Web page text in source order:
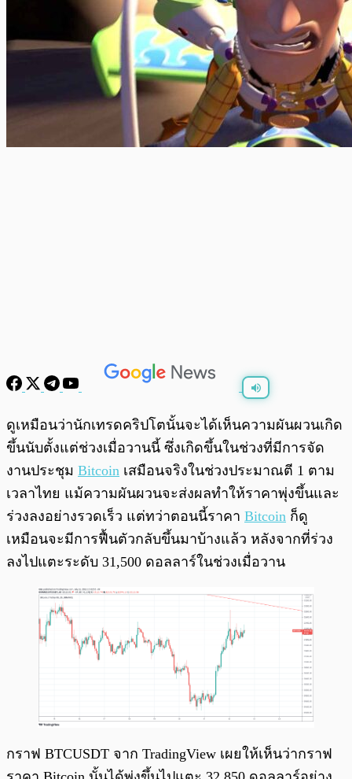
พร้อมเล่น 0:00/
ดูเหมือนว่านักเทรดคริปโตนั้นจะได้เห็นความผันผวนเกิด
ขึ้นนับตั้งแต่ช่วงเมื่อวานนี้ ซึ่งเกิดขึ้นในช่วงที่มีการจัด
งานประชุม Bitcoin เสมือนจริงในช่วงประมาณตี 1 ตาม
เวลาไทย แม้ความผันผวนจะส่งผลทำให้ราคาพุ่งขึ้นและ
ร่วงลงอย่างรวดเร็ว แต่ทว่าตอนนี้ราคา Bitcoin ก็ดู
เหมือนจะมีการฟื้นตัวกลับขึ้นมาบ้างแล้ว หลังจากที่ร่วง
ลงไปแตะระดับ 31,500 ดอลลาร์ในช่วงเมื่อวาน
กราฟ BTCUSDT จาก TradingView เผยให้เห็นว่ากราฟ